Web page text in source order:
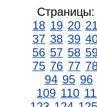
Страницы:
18 19 20 21
37 38 39
56 57 58
75 76 77
94 95 96
109 110